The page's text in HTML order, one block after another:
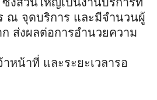
ณ จุดบริการ และมีจำนวนผู้
ส่งผลต่อการอำนวยความ
หน้าที่ และระยะเวลารอ